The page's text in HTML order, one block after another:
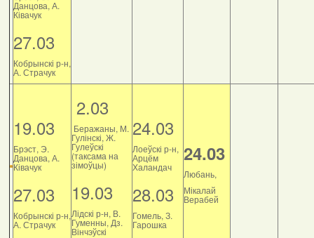
Данцова, А.
Ківачук
27.03
Кобрынскі р-н,
А. Страчук
19.03
Брэст, Э.
Данцова, А.
Ківачук
27.03
Кобрынскі р-н,
А. Страчук
2.03
Беражаны, М.
Гулінскі, Ж.
Гулеўскі
(таксама на
зімоўцы)
19.03
Лідскі р-н, В.
Гуменны, Дз.
Вінчэўскі
24.03
Лоеўскі р-н,
Арцём
Халандач
28.03
Гомель, З.
Гарошка
24.03
Любань,
Мікалай
Верабей